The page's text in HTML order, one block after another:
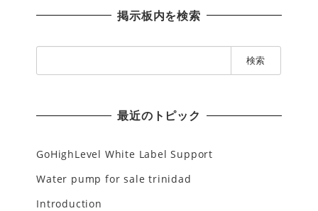
掲示板内を検索
索
最近のトピック
GoHighLevel White Label Support
Water pump for sale trinidad
Introduction